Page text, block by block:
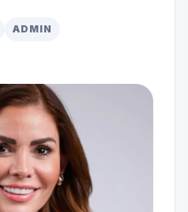
ADMIN